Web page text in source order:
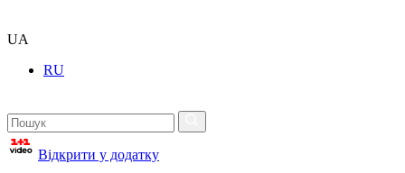
UA
RU
Відкрити у додатку